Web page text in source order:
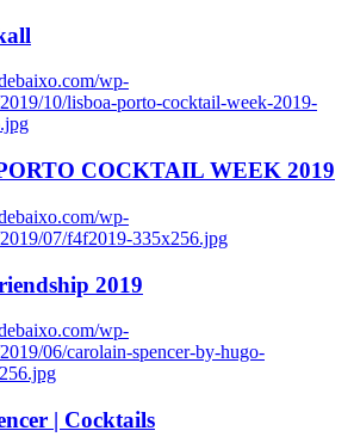
wp-
10/lisboa-porto-cocktail-week-2019-
COCKTAIL WEEK 2019
wp-
07/f4f2019-335x256.jpg
2019
wp-
06/carolain-spencer-by-hugo-
| Cocktails